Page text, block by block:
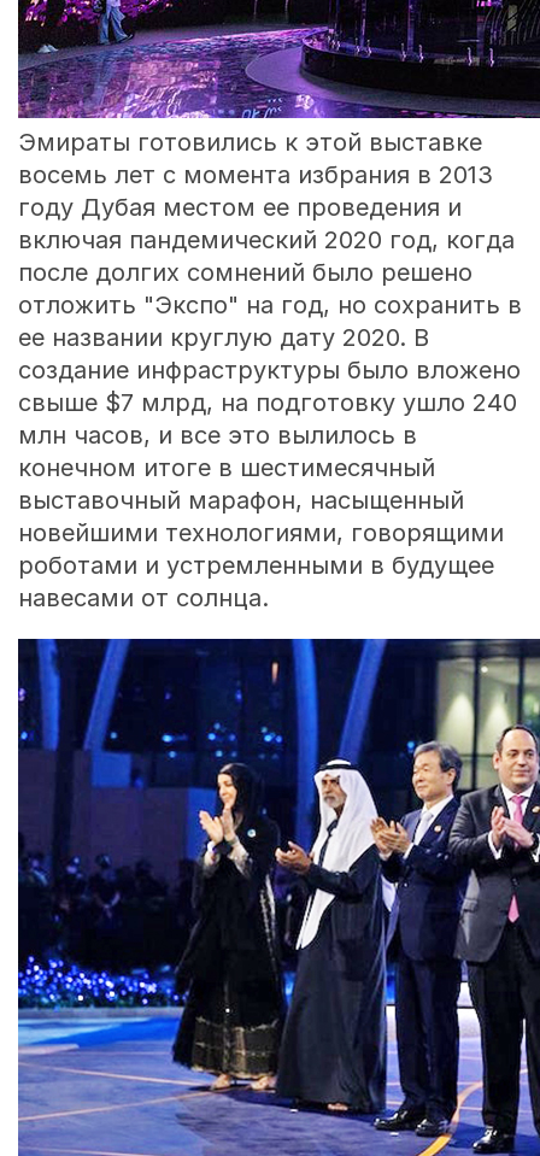
Эмираты готовились к этой выставке
восемь лет с момента избрания в 2013
году Дубая местом ее проведения и
включая пандемический 2020 год, когда
после долгих сомнений было решено
отложить "Экспо" на год, но сохранить в
ее названии круглую дату 2020. В
создание инфраструктуры было вложено
свыше $7 млрд, на подготовку ушло 240
млн часов, и все это вылилось в
конечном итоге в шестимесячный
выставочный марафон, насыщенный
новейшими технологиями, говорящими
роботами и устремленными в будущее
навесами от солнца.